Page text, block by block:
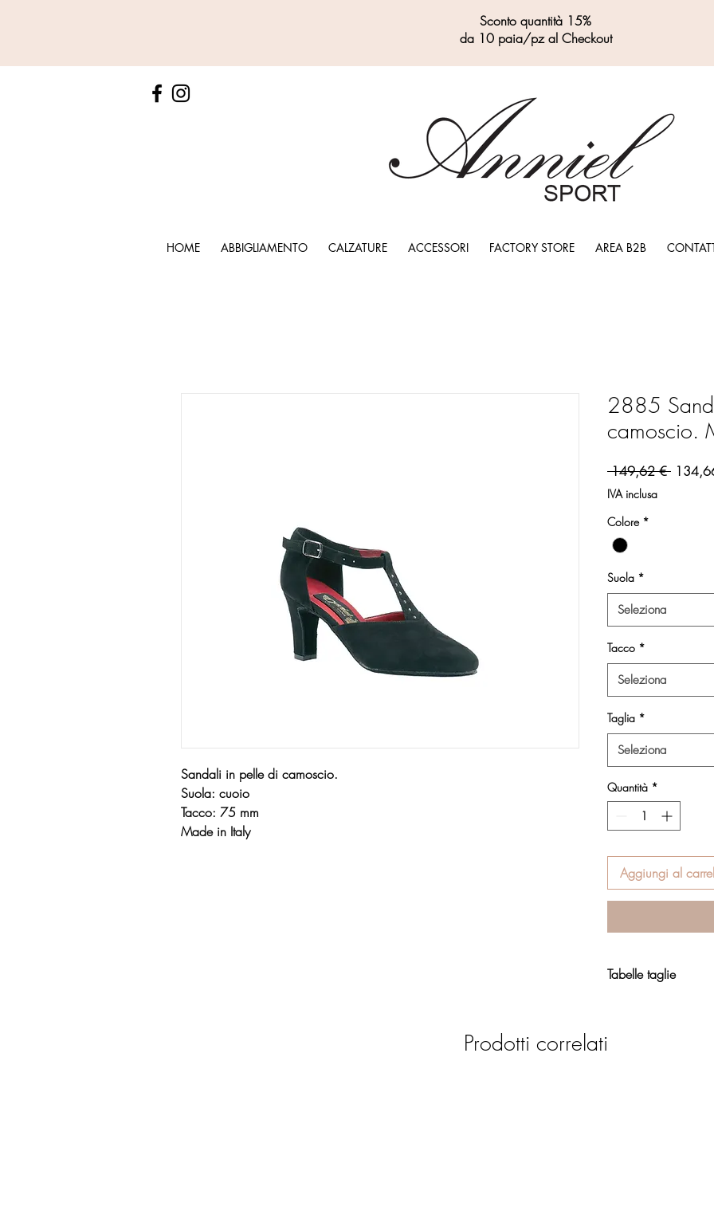
Sconto quantità 15%
da 10 paia/pz al Checkout
HOME ABBIGLIAMENTO CALZATURE ACCESSORI FACTORY STORE AREA B2B
Sandali in pelle di camoscio.
Suola: cuoio
Tacco: 75 mm
Made in Italy
2885
camoscio.
149,62 € Prezzo
IVA inclusa
Colore *
Suola *
Seleziona
Tacco *
Seleziona
Taglia *
Seleziona
Quantità *
Aggiungi al
Tabelle taglie
Prodotti correlati